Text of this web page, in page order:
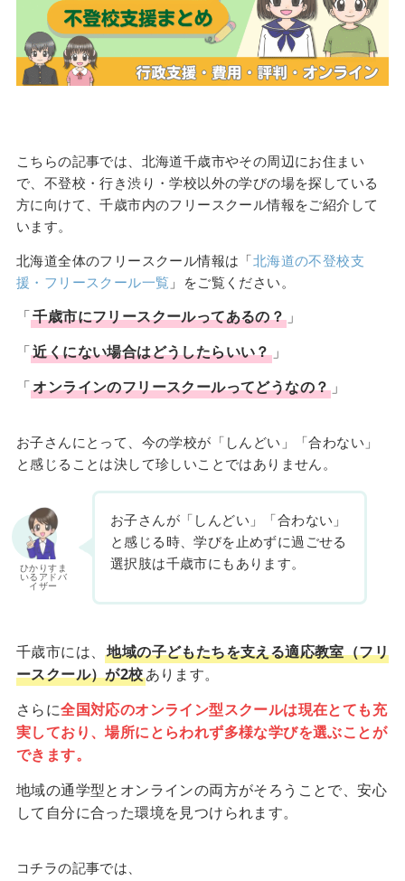
こちらの記事では、北海道千歳市やその周辺にお住まい
で、不登校・行き渋り・学校以外の学びの場を探している
方に向けて、千歳市内のフリースクール情報をご紹介して
います。
北海道全体のフリースクール情報は「北海道の不登校支
援・フリースクール一覧 」をご覧ください。
「千歳市にフリースクールってあるの？ 」
「近くにない場合はどうしたらいい？」
「オンラインのフリースクールってどうなの？ 」
お子さんにとって、今の学校が「しんどい」「合わない」
と感じることは決して珍しいことではありません。
ひかりすま
いるアドバ
イザー
お子さんが「しんどい」「合わない」
と感じる時、学びを止めずに過ごせる
選択肢は千歳市にもあります。
千歳市には、地域の子どもたちを支える適応教室（フリ
ースクール）が2校あります。
さらに全国対応のオンライン型スクールは現在とても充
実しており、場所にとらわれず多様な学びを選ぶことが
できます。
地域の通学型とオンラインの両方がそろうことで、安心
して自分に合った環境を見つけられます。
コチラの記事では、